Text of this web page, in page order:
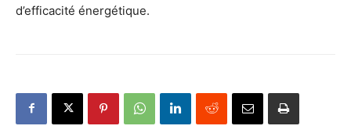
d’efficacité énergétique.